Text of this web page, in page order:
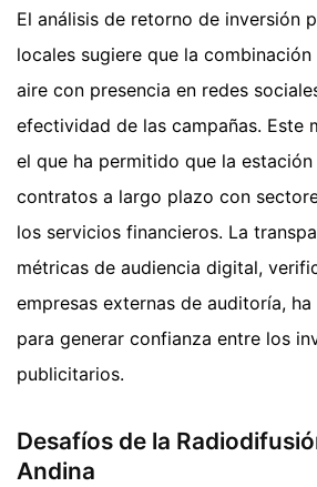
El análisis de retorno de inversión
locales sugiere que la
aire con presencia en redes
efectividad de las campañas. Este
el que ha permitido que la
contratos a largo plazo con
los servicios financieros. La
métricas de audiencia digital,
empresas externas de auditoría,
para generar confianza entre los
publicitarios.
Desafíos de la
Andina